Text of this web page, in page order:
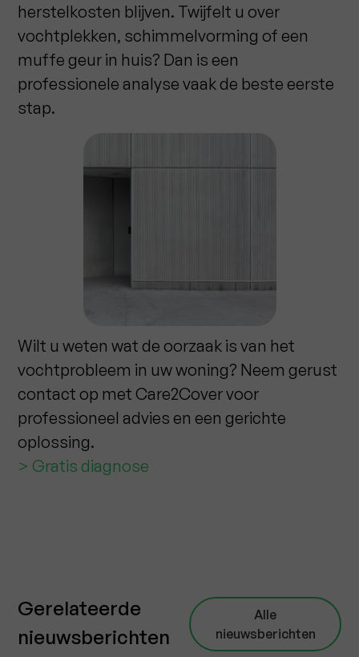
herstelkosten blijven. Twijfelt u over
vochtplekken, schimmelvorming of een
muffe geur in huis? Dan is een
professionele analyse vaak de beste eerste
stap.
Wilt u weten wat de oorzaak is van het
vochtprobleem in uw woning? Neem gerust
contact op met Care2Cover voor
professioneel advies en een gerichte
oplossing.
> Gratis diagnose
Gerelateerde
nieuwsberichten
Alle
nieuwsberichten